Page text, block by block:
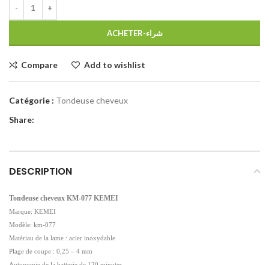
ACHETER-شراء
Compare Add to wishlist
Catégorie : Tondeuse cheveux
Share:
DESCRIPTION
Tondeuse cheveux KM-077 KEMEI
Marque: KEMEI
Modèle: km-077
Matériau de la lame : acier inoxydable
Plage de coupe : 0,25 – 4 mm